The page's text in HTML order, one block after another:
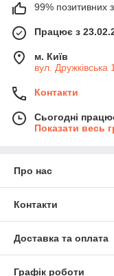
99% позитивних з
Працює з
м. Київ
вул.
Контакти
Сьогодні
Показати весь
Про нас
Контакти
Доставка та оплата
Графік роботи